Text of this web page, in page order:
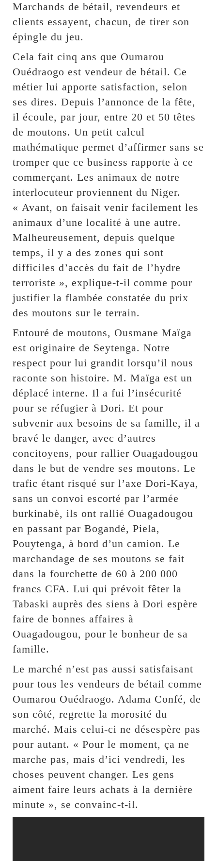
Marchands de bétail, revendeurs et
clients essayent, chacun, de tirer son
épingle du jeu.
Cela fait cinq ans que Oumarou
Ouédraogo est vendeur de bétail. Ce
métier lui apporte satisfaction, selon
ses dires. Depuis l’annonce de la fête,
il écoule, par jour, entre 20 et 50 têtes
de moutons. Un petit calcul
mathématique permet d’affirmer sans se
tromper que ce business rapporte à ce
commerçant. Les animaux de notre
interlocuteur proviennent du Niger.
« Avant, on faisait venir facilement les
animaux d’une localité à une autre.
Malheureusement, depuis quelque
temps, il y a des zones qui sont
difficiles d’accès du fait de l’hydre
terroriste », explique-t-il comme pour
justifier la flambée constatée du prix
des moutons sur le terrain.
Entouré de moutons, Ousmane Maïga
est originaire de Seytenga. Notre
respect pour lui grandit lorsqu’il nous
raconte son histoire. M. Maïga est un
déplacé interne. Il a fui l’insécurité
pour se réfugier à Dori. Et pour
subvenir aux besoins de sa famille, il a
bravé le danger, avec d’autres
concitoyens, pour rallier Ouagadougou
dans le but de vendre ses moutons. Le
trafic étant risqué sur l’axe Dori-Kaya,
sans un convoi escorté par l’armée
burkinabè, ils ont rallié Ouagadougou
en passant par Bogandé, Piela,
Pouytenga, à bord d’un camion. Le
marchandage de ses moutons se fait
dans la fourchette de 60 à 200 000
francs CFA. Lui qui prévoit fêter la
Tabaski auprès des siens à Dori espère
faire de bonnes affaires à
Ouagadougou, pour le bonheur de sa
famille.
Le marché n’est pas aussi satisfaisant
pour tous les vendeurs de bétail comme
Oumarou Ouédraogo. Adama Confé, de
son côté, regrette la morosité du
marché. Mais celui-ci ne désespère pas
pour autant. « Pour le moment, ça ne
marche pas, mais d’ici vendredi, les
choses peuvent changer. Les gens
aiment faire leurs achats à la dernière
minute », se convainc-t-il.